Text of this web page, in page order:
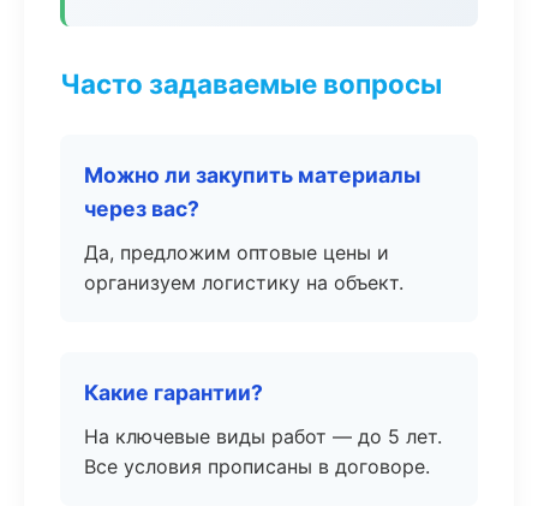
Часто задаваемые вопросы
Можно ли закупить материалы
через вас?
Да, предложим оптовые цены и
организуем логистику на объект.
Какие гарантии?
На ключевые виды работ — до 5 лет.
Все условия прописаны в договоре.